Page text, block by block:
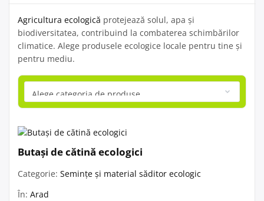
Agricultura ecologică protejează solul, apa și
biodiversitatea, contribuind la combaterea schimbărilor
climatice. Alege produsele ecologice locale pentru tine și
pentru mediu.
Butași de cătină ecologici
Categorie: Semințe și material săditor ecologic
În: Arad